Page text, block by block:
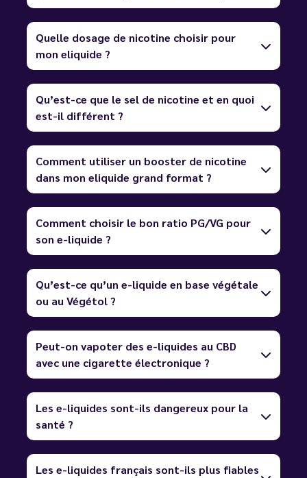
Quelle dosage de nicotine choisir pour
mon eliquide ?
Qu’est-ce que le sel de nicotine et en quoi
est-il différent ?
Comment utiliser un booster de nicotine
dans mon eliquide grand format ?
Comment choisir le bon ratio PG/VG pour
son e-liquide ?
Qu’est-ce qu’un e-liquide en base végétale
ou au Végétol ?
Peut-on vapoter des e-liquides au CBD
avec une cigarette électronique ?
Les e-liquides sont-ils dangereux pour la
santé ?
Les e-liquides français sont-ils plus fiables